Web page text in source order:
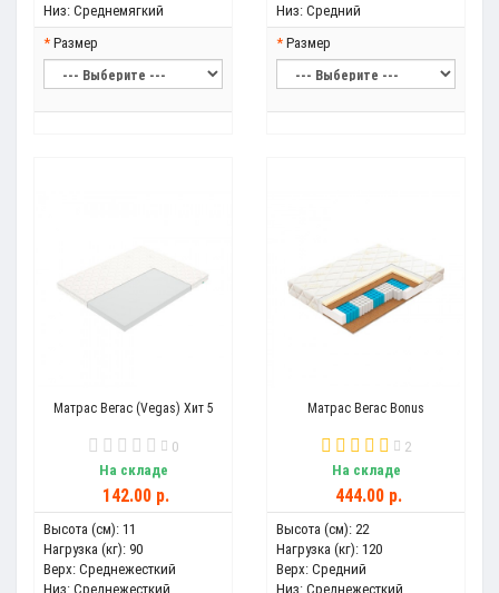
Низ: Среднемягкий
Размер
Низ: Средний
Размер
Матрас Вегас (Vegas) Хит 5
0
На складе
142.00 р.
Высота (см): 11
Нагрузка (кг): 90
Верх: Среднежесткий
Низ: Среднежесткий
Матрас Вегас Bonus
2
На складе
444.00 р.
Высота (см): 22
Нагрузка (кг): 120
Верх: Средний
Низ: Среднежесткий